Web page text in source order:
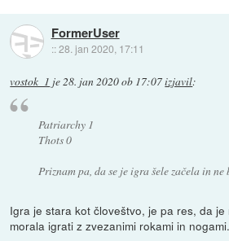
FormerUser
::28. jan 2020, 17:11
vostok_1 je28. jan 2020 ob 17:07izjavil:
Patriarchy 1
Thots 0
Priznam pa, da se je igra šele začela in ne
Igra je stara kot človeštvo, je pa res, da
morala igrati z zvezanimi rokami in nogami.